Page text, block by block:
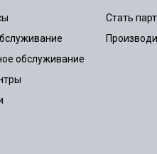
обслуживание
Стать